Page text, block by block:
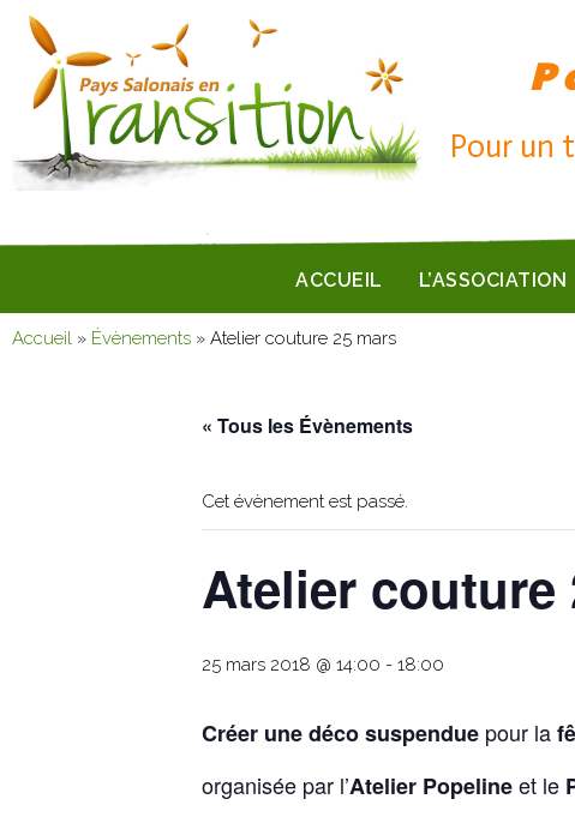
Pour un
ACCUEIL L’ASSOCIATION
Accueil » Évènements » Atelier couture 25 mars
« Tous les Évènements
Cet évènement est passé.
Atelier couture
25 mars 2018 @ 14:00 - 18:00
Créer une déco suspendue pour la
organisée par l’Atelier Popelineet le